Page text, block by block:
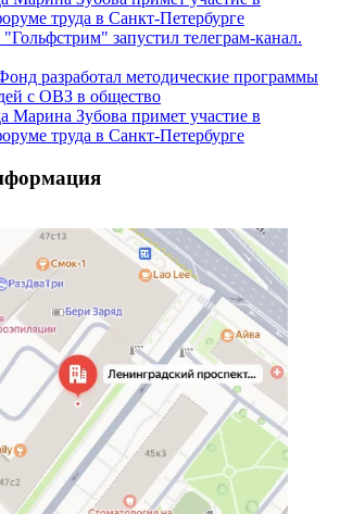
"Гольфстрим" запустил телеграм-канал.
разработал методические программы
с ОВЗ в общество